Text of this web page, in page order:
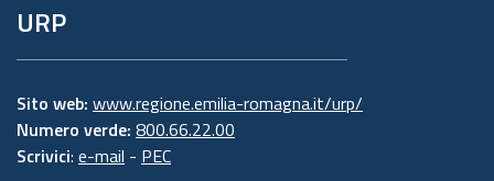
URP
Sito web: www.regione.emilia-romagna.it/urp/
Numero verde: 800.66.22.00
Scrivici: e-mail - PEC